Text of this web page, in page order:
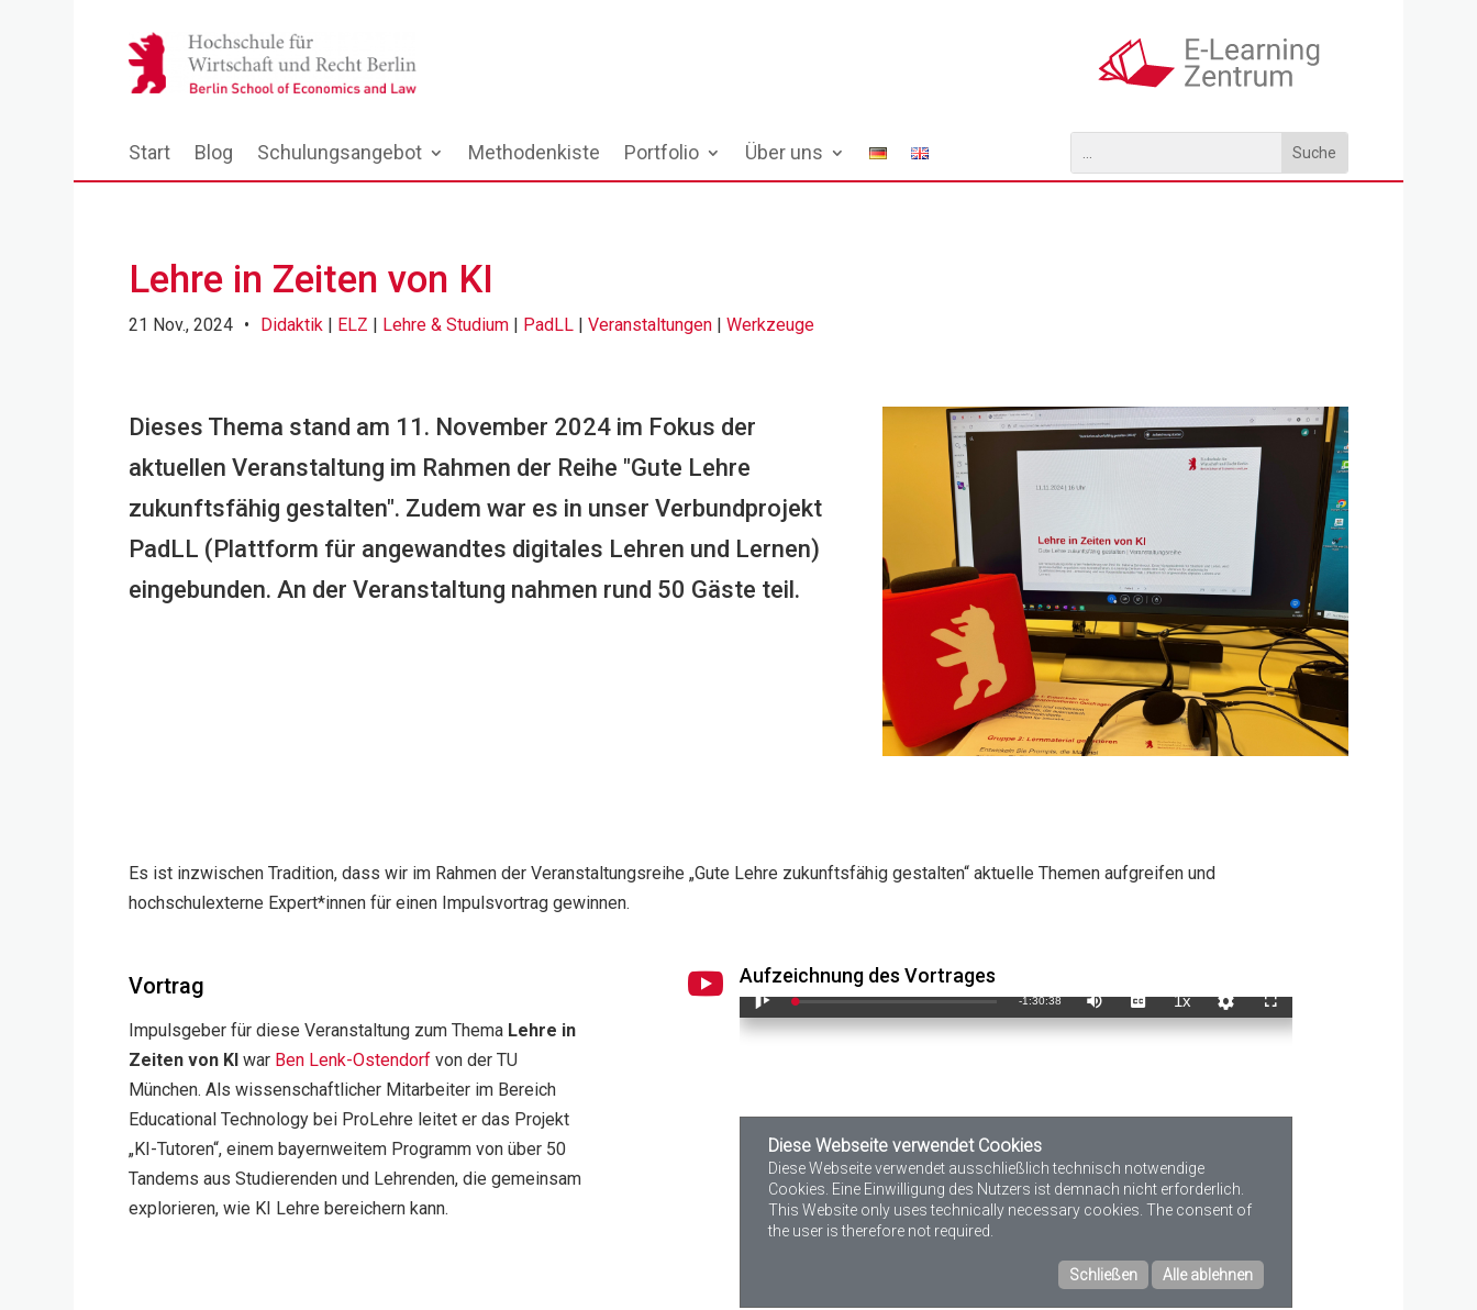
Start Blog Schulungsangebot Methodenkiste Portfolio Über uns
Lehre in Zeiten von KI
21 Nov., 2024 • Didaktik | ELZ | Lehre & Studium | PadLL |Veranstaltungen |Werkzeuge
Dieses Thema stand am 11. November 2024 im Fokus der
aktuellen Veranstaltung im Rahmen der Reihe "Gute Lehre
zukunftsfähig gestalten". Zudem war es in unser Verbundprojekt
PadLL (Plattform für angewandtes digitales Lehren und Lernen)
eingebunden. An der Veranstaltung nahmen rund 50 Gäste teil.
Es ist inzwischen Tradition, dass wir im Rahmen der Veranstaltungsreihe „Gute Lehre zukunftsfähig gestalten“ aktuelle Themen aufgreifen und
hochschulexterne Expert*innen für einen Impulsvortrag gewinnen.
Vortrag
Impulsgeber für diese Veranstaltung zum Thema Lehre in
Zeiten von KI war Ben Lenk-Ostendorf von der TU
München. Als wissenschaftlicher Mitarbeiter im Bereich
Educational Technology bei ProLehre leitet er das Projekt
„KI-Tutoren“, einem bayernweitem Programm von über 50
Tandems aus Studierenden und Lehrenden, die gemeinsam
explorieren, wie KI Lehre bereichern kann.
 Aufzeichnung des Vortrages